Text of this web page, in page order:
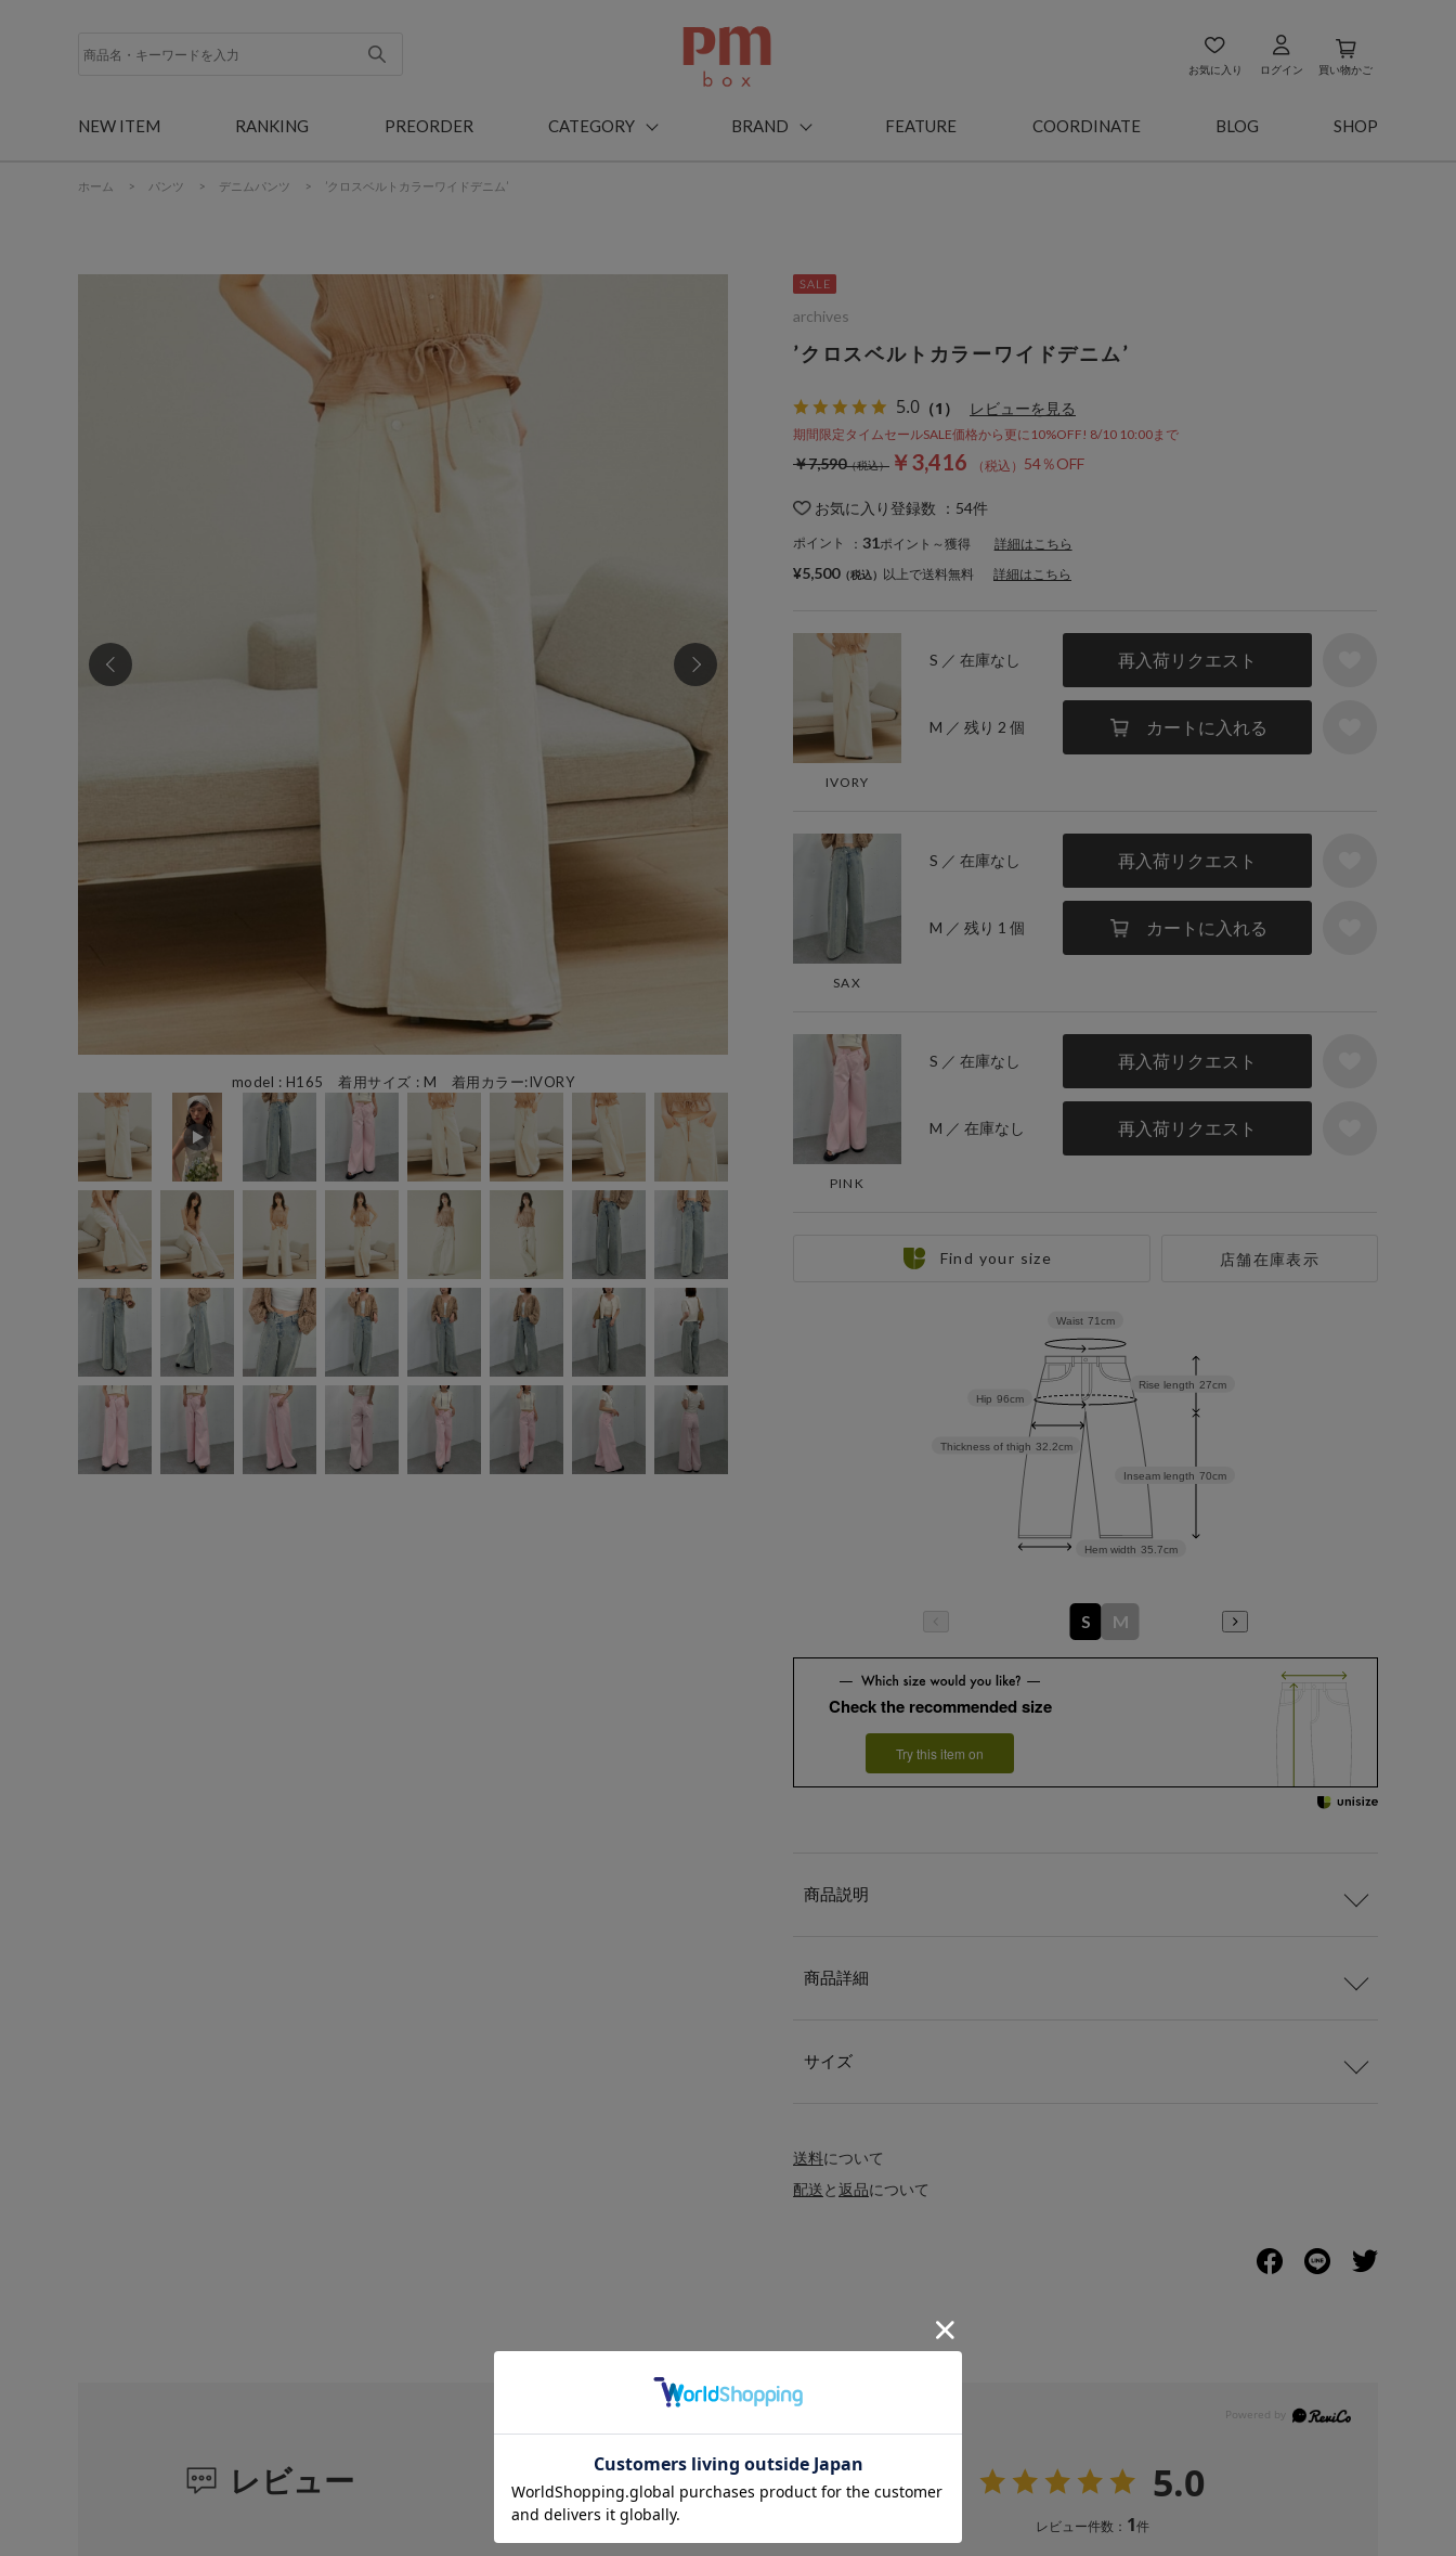
お気に入り ログイン 買い物かご
NEW ITEM RANKING PREORDER CATEGORY BRAND FEATURE COORDINATE BLOG SHOP
ホーム > パンツ > デニムパンツ > ’クロスベルトカラーワイドデニム’
model : H165 着用サイズ : M 着用カラー:IVORY
’クロスベルトカラーワイドデニム’
5.0 （1） レビューを見る
期間限定タイムセールSALE価格から更に10%OFF! 8/10 10:00まで
￥3,416 54％OFF
￥7,590
お気に入り登録数 ： 54件
ポイント ： 31ポイント～獲得 詳細はこちら
IVORY
S ／ 在庫なし 再入荷リクエスト
M ／ 残り 2 個 カートに入れる
SAX
S ／ 在庫なし 再入荷リクエスト
M ／ 残り 1 個 カートに入れる
PINK
S ／ 在庫なし 再入荷リクエスト
M ／ 在庫なし 再入荷リクエスト
店舗在庫表示
archives
¥5,500 以上で送料無料 詳細はこちら
Find your size
Inseam length 70cm
Rise length 27cm
Hem width 35.7cm
Thickness of thigh 32.2cm
Hip 96cm
Waist 71cm
S M
Check the recommended size
Try this item on
商品説明
商品詳細
サイズ
送料について
配送と返品について
レビュー 5.0
レビュー件数： 1件